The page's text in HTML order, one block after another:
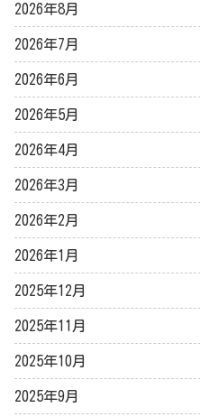
2026年8月
2026年7月
2026年6月
2026年5月
2026年4月
2026年3月
2026年2月
2026年1月
2025年12月
2025年11月
2025年10月
2025年9月